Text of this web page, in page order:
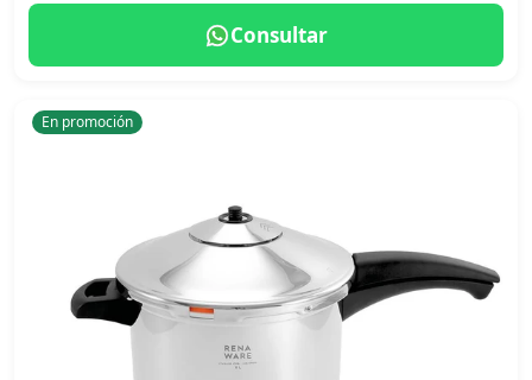
Consultar
En promoción